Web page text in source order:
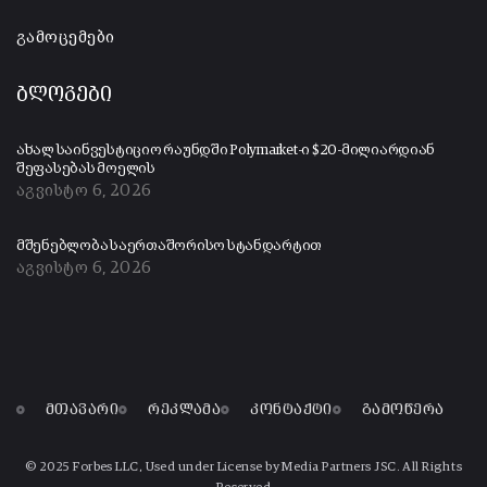
გამოცემები
ბლოგები
ახალ საინვესტიციო რაუნდში Polymarket-ი $20-მილიარდიან
შეფასებას მოელის
აგვისტო 6, 2026
მშენებლობა საერთაშორისო სტანდარტით
აგვისტო 6, 2026
მთავარი რეკლამა კონტაქტი გამოწერა
© 2025 Forbes LLC, Used under License by Media Partners JSC. All Rights